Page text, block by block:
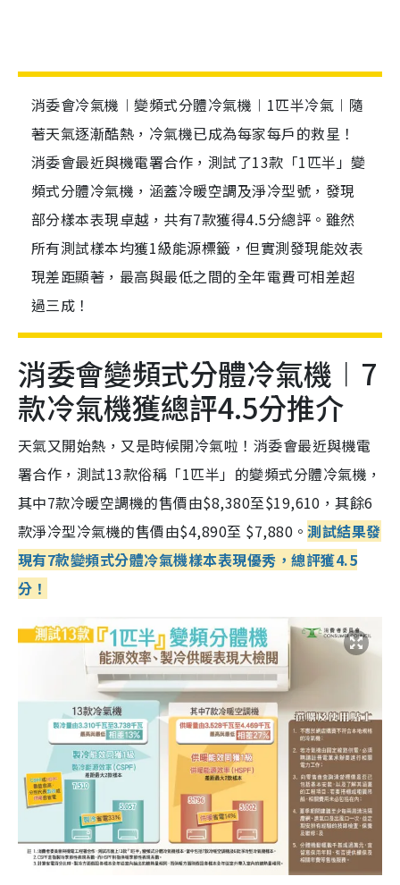
消委會冷氣機︱變頻式分體冷氣機︱1匹半冷氣︱隨
著天氣逐漸酷熱，冷氣機已成為每家每戶的救星！
消委會最近與機電署合作，測試了13款「1匹半」變
頻式分體冷氣機，涵蓋冷暖空調及淨冷型號，發現
部分樣本表現卓越，共有7款獲得4.5分總評。雖然
所有測試樣本均獲1級能源標籤，但實測發現能效表
現差距顯著，最高與最低之間的全年電費可相差超
過三成！
消委會變頻式分體冷氣機︱7
款冷氣機獲總評4.5分推介
天氣又開始熱，又是時候開冷氣啦！消委會最近與機電
署合作，測試13款俗稱「1匹半」的變頻式分體冷氣機，
其中7款冷暖空調機的售價由$8,380至$19,610，其餘6
款淨冷型冷氣機的售價由$4,890至 $7,880。測試結果發
現有7款變頻式分體冷氣機樣本表現優秀，總評獲4.5
分！